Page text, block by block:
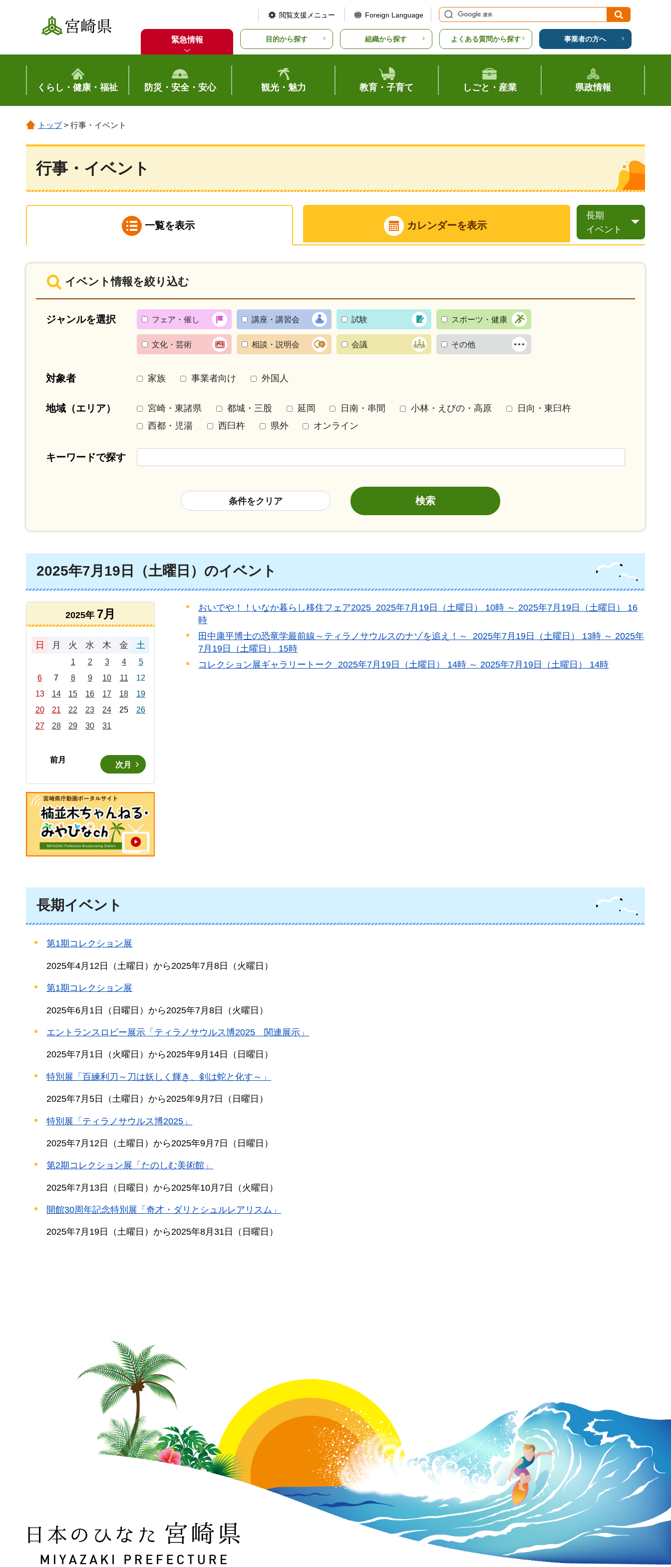
宮崎県
閲覧支援メニュー Foreign Language
緊急情報 目的から探す 組織から探す よくある質問から探す 事業者の方へ
くらし・健康・福祉 防災・安全・安心 観光・魅力 教育・子育て しごと・産業 県政情報
トップ> 行事・イベント
行事・イベント
一覧を表示 カレンダーを表示
長期
イベント
イベント情報を絞り込む
ジャンルを選択 フェア・催し 講座・講習会 試験 スポーツ・健康
文化・芸術 相談・説明会 会議 その他
対象者 家族 事業者向け 外国人
地域（エリア） 宮崎・東諸県 都城・三股 延岡 日南・串間 小林・えびの・高原
日向・東臼杵
西都・児湯
西臼杵 県外 オンライン
キーワードで探す
条件をクリア
2025年7月19日（土曜日）のイベント
2025年 7月
日 月 火 水 木 金 土
1 2 3 4
5
6
7 8 9 10 11
12
13
14 15 16 17 18
19
20
21 22 23 24 25
26
27
28 29 30 31
前月
次月
おいでや！！いなか暮らし移住フェア2025 2025年7月19日（土曜日） 10時 ～ 2025年7月19日（土曜日） 16
時
田中康平博士の恐竜学最前線～ティラノサウルスのナゾを追え！～ 2025年7月19日（土曜日） 13時 ～ 2025年
7月19日（土曜日） 15時
コレクション展ギャラリートーク 2025年7月19日（土曜日） 14時 ～ 2025年7月19日（土曜日） 14時
長期イベント
第1期コレクション展
2025年4月12日（土曜日）から2025年7月8日（火曜日）
第1期コレクション展
2025年6月1日（日曜日）から2025年7月8日（火曜日）
エントランスロビー展示「ティラノサウルス博2025 関連展示」
2025年7月1日（火曜日）から2025年9月14日（日曜日）
特別展「百練利刀～刀は妖しく輝き、剣は蛇と化す～」
2025年7月5日（土曜日）から2025年9月7日（日曜日）
特別展「ティラノサウルス博2025」
2025年7月12日（土曜日）から2025年9月7日（日曜日）
第2期コレクション展「たのしむ美術館」
2025年7月13日（日曜日）から2025年10月7日（火曜日）
開館30周年記念特別展「奇才・ダリとシュルレアリスム」
2025年7月19日（土曜日）から2025年8月31日（日曜日）
日本のひなた 宮崎県 MIYAZAKI PREFECTURE